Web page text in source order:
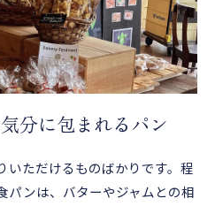
分に包まれるパン
いただけるものばかりです。程
パンは、バターやジャムとの相